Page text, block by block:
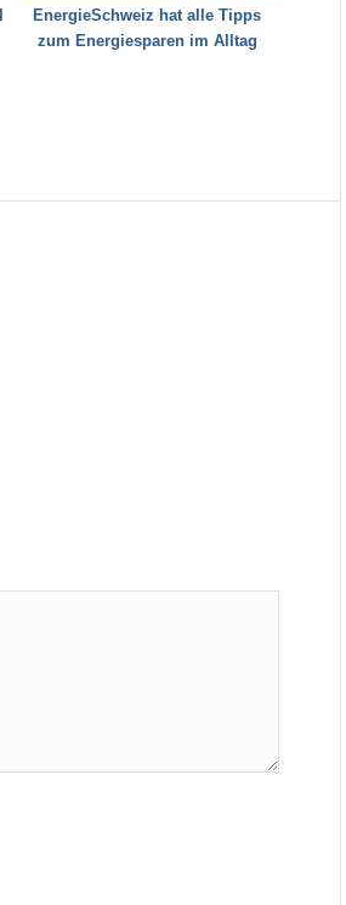
EnergieSchweiz hat alle Tipps
zum Energiesparen im Alltag